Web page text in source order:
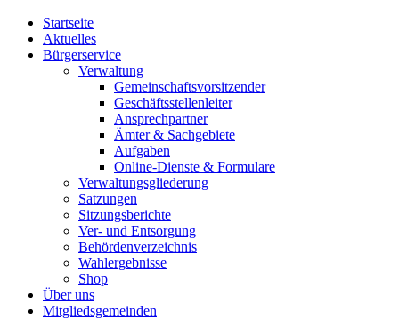
Startseite
Aktuelles
Bürgerservice
Verwaltung
Gemeinschaftsvorsitzender
Geschäftsstellenleiter
Ansprechpartner
Ämter & Sachgebiete
Aufgaben
Online-Dienste & Formulare
Verwaltungsgliederung
Satzungen
Sitzungsberichte
Ver- und Entsorgung
Behördenverzeichnis
Wahlergebnisse
Shop
Über uns
Mitgliedsgemeinden